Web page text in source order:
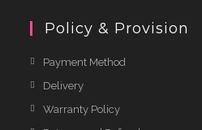
Policy & Provision
Payment Method
Delivery
Warranty Policy